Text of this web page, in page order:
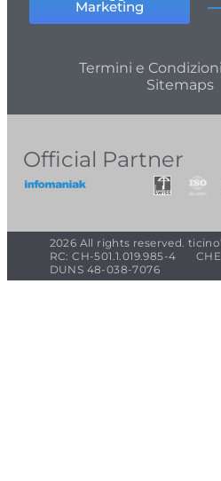
Marketing
Termini e Condizioni
Sitemaps
Official Partner
2026 All rights reserved.
RC: CH-501.1.019.985-4
DUNS 48-038-7076